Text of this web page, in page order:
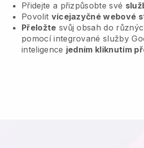
Přidejte a přizpůsobte své
Povolit vícejazyčné webové
Přeložte svůj obsah do
pomocí integrované služby
inteligence jedním kliknutím